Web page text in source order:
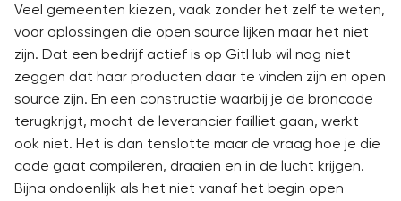
Veel gemeenten kiezen, vaak zonder het zelf te weten,
voor oplossingen die open source lijken maar het niet
zijn. Dat een bedrijf actief is op GitHub wil nog niet
zeggen dat haar producten daar te vinden zijn en open
source zijn. En een constructie waarbij je de broncode
terugkrijgt, mocht de leverancier failliet gaan, werkt
ook niet. Het is dan tenslotte maar de vraag hoe je die
code gaat compileren, draaien en in de lucht krijgen.
Bijna ondoenlijk als het niet vanaf het begin open